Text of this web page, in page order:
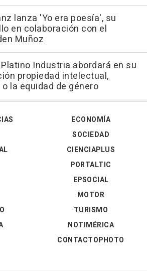
lanza 'Yo era poesía', su
en colaboración con el
Muñoz
Industria abordará en su
propiedad intelectual,
la equidad de género
ECONOMÍA
SOCIEDAD
CIENCIAPLUS
PORTALTIC
EPSOCIAL
MOTOR
TURISMO
NOTIMÉRICA
CONTACTOPHOTO